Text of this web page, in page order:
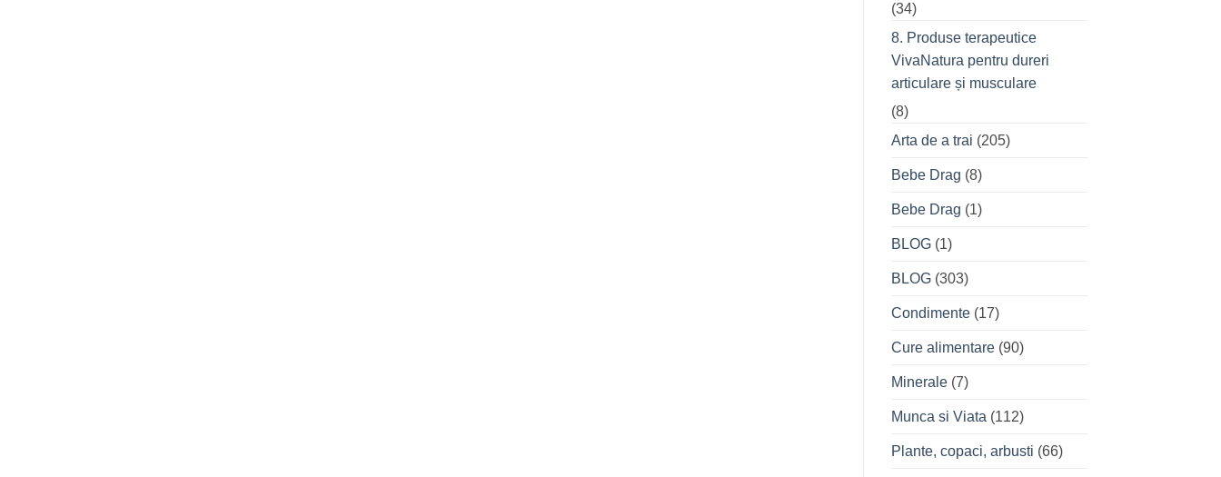
(34)
8. Produse terapeutice
VivaNatura pentru dureri
articulare și musculare
(8)
Arta de a trai (205)
Bebe Drag (8)
Bebe Drag (1)
BLOG(1)
BLOG(303)
Condimente(17)
Cure alimentare(90)
Minerale(7)
Munca si Viata (112)
Plante, copaci, arbusti (66)